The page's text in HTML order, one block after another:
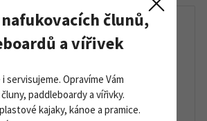
člunů,
a vířivek
servisujeme. Opravíme Vám
paddleboardy a vířivky.
kajaky, kánoe a pramice.